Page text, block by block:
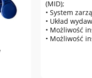
(MID);
• System
• Układ
• Możliwość
• Możliwość